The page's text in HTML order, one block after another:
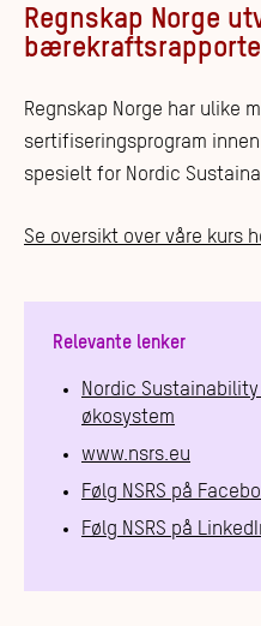
Regnskap Norge
Regnskap Norge har ulike
sertifiseringsprogram
spesielt for Nordic
Se oversikt over våre kurs
Relevante lenker
Nordic
økosystem
www.nsrs.eu
Følg NSRS på
Følg NSRS på